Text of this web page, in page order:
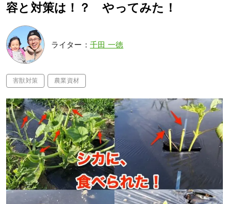
容と対策は！？ やってみた！
ライター： 千田 一徳
害獣対策 農業資材